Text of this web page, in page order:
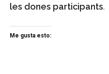
les dones participants.
Me gusta esto: